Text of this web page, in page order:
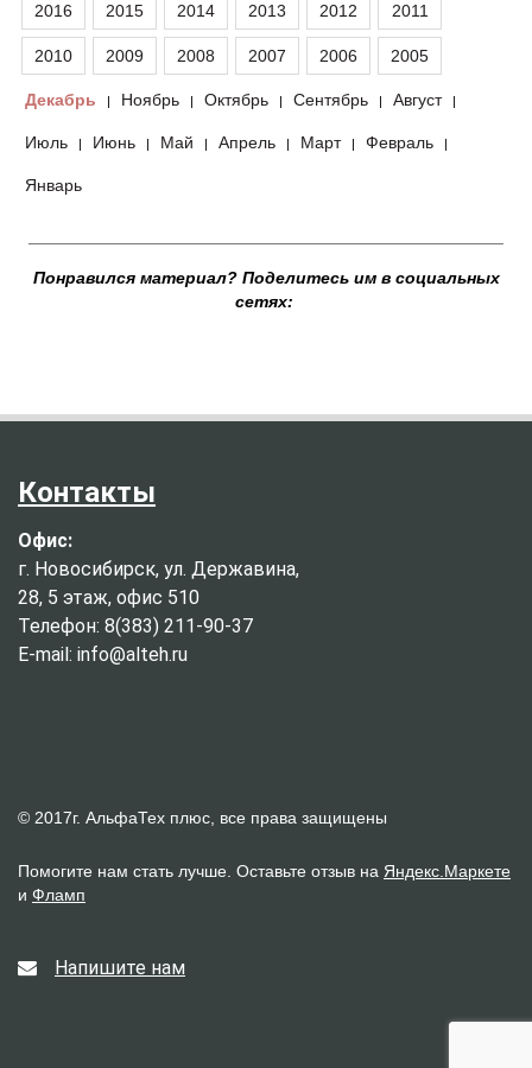
2016 2015 2014 2013 2012 2011
2010 2009 2008 2007 2006 2005
Декабрь | Ноябрь | Октябрь | Сентябрь | Август |
Июль | Июнь | Май | Апрель | Март | Февраль |
Январь
Понравился материал? Поделитесь им в социальных
сетях:
Контакты
Офис:
г. Новосибирск, ул. Державина,
28, 5 этаж, офис 510
Телефон: 8(383) 211-90-37
E-mail: info@alteh.ru
© 2017г. АльфаТех плюс, все права защищены
Помогите нам стать лучше. Оставьте отзыв на Яндекс.Маркете
и Фламп
Напишите нам